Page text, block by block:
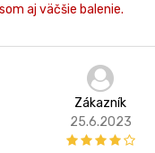
aj väčšie balenie.
Zákazník
25.6.2023